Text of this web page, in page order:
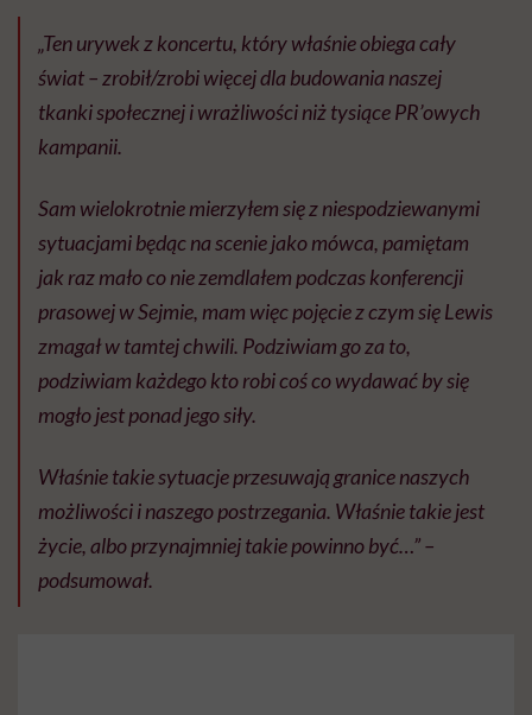
„Ten urywek z koncertu, który właśnie obiega cały
świat – zrobił/zrobi więcej dla budowania naszej
tkanki społecznej i wrażliwości niż tysiące PR’owych
kampanii.
Sam wielokrotnie mierzyłem się z niespodziewanymi
sytuacjami będąc na scenie jako mówca, pamiętam
jak raz mało co nie zemdlałem podczas konferencji
prasowej w Sejmie, mam więc pojęcie z czym się Lewis
zmagał w tamtej chwili. Podziwiam go za to,
podziwiam każdego kto robi coś co wydawać by się
mogło jest ponad jego siły.
Właśnie takie sytuacje przesuwają granice naszych
możliwości i naszego postrzegania. Właśnie takie jest
życie, albo przynajmniej takie powinno być…” –
podsumował.